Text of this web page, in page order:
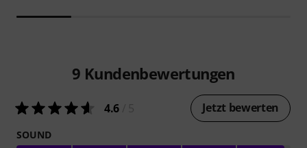
9 Kundenbewertungen
4.6 Jetzt bewerten
SOUND